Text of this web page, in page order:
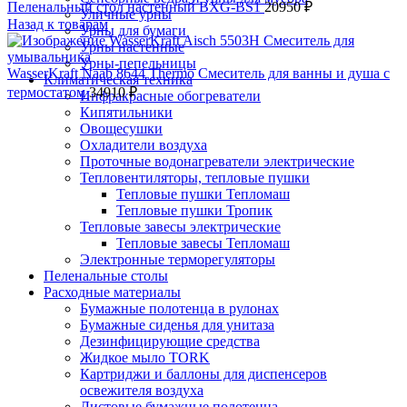
Уличные урны
Урны для бумаги
Урны настенные
Урны-пепельницы
Климатическая техника
Инфракрасные обогреватели
Кипятильники
Овощесушки
Охладители воздуха
Проточные водонагреватели электрические
Тепловентиляторы, тепловые пушки
Тепловые пушки Тепломаш
Тепловые пушки Тропик
Тепловые завесы электрические
Тепловые завесы Тепломаш
Электронные терморегуляторы
Пеленальные столы
Расходные материалы
Бумажные полотенца в рулонах
Бумажные сиденья для унитаза
Дезинфицирующие средства
Жидкое мыло TORK
Картриджи и баллоны для диспенсеров
освежителя воздуха
Пеленальный стол настенный BXG-BS120950₽
Назад к товарам
WasserKraft Naab 8644 Thermo Смеситель для ванны и душа с
термостатом34910₽